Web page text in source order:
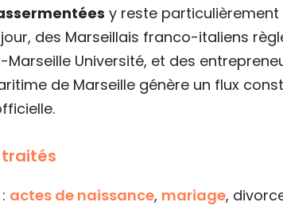
y reste particulièrement
des Marseillais franco-italiens
Marseille Université, et des
de Marseille génère un flux
: actes de naissance, mariage,